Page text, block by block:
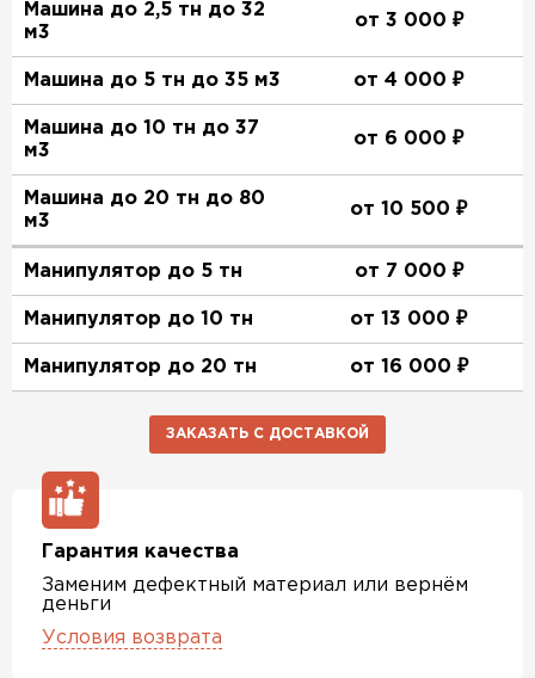
Машина до 2,5 тн до 32
м3
от 3 000 ₽
Машина до 5 тн до 35 м3 от 4 000 ₽
Машина до 10 тн до 37
м3
от 6 000 ₽
Машина до 20 тн до 80
м3
от 10 500 ₽
Манипулятор до 5 тн от 7 000 ₽
Манипулятор до 10 тн от 13 000 ₽
Манипулятор до 20 тн от 16 000 ₽
ЗАКАЗАТЬ С ДОСТАВКОЙ
Гарантия качества
Заменим дефектный материал или вернём
деньги
Условия возврата